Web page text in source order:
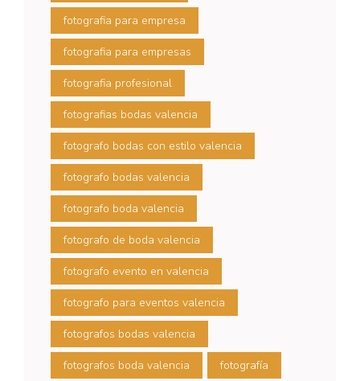
fotografia para empresa
fotografia para empresas
fotografia profesional
fotografias bodas valencia
fotografo bodas con estilo valencia
fotografo bodas valencia
fotografo boda valencia
fotografo de boda valencia
fotografo evento en valencia
fotografo para eventos valencia
fotografos bodas valencia
fotografos boda valencia fotografía